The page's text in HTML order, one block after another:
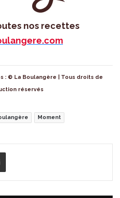
nos recettes
: © La Boulangère | Tous droits de
réservés
Moment